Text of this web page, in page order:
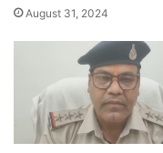
August 31, 2024